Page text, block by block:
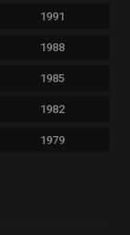
1991
1988
1985
1982
1979